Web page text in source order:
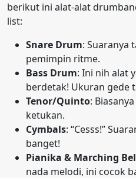
berikut ini alat-alat
list:
Snare Drum: Suaranya
pemimpin ritme.
Bass Drum: Ini nih alat
berdetak! Ukuran gede
Tenor/Quinto:
ketukan.
Cymbals: “Cesss!”
banget!
Pianika & Marching
nada melodi, ini cocok